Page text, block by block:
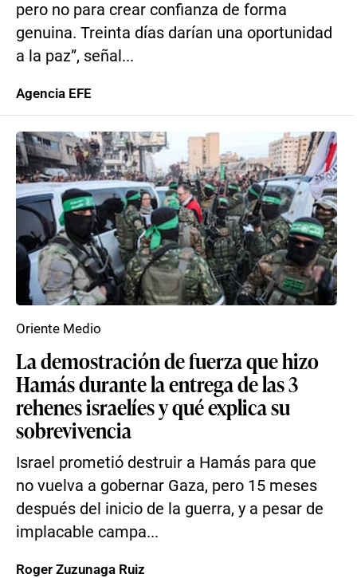
pero no para crear confianza de forma
genuina. Treinta días darían una oportunidad
a la paz”, señal...
Agencia EFE
La demostración de fuerza que hizo
Hamás durante la entrega de las 3
rehenes israelíes y qué explica su
sobrevivencia
Israel prometió destruir a Hamás para que
no vuelva a gobernar Gaza, pero 15 meses
después del inicio de la guerra, y a pesar de
implacable campa...
Oriente Medio
Roger Zuzunaga Ruiz